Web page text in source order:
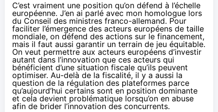
C’est vraiment une position qu’on défend à l’échelle
européenne. J’en ai parlé avec mon homologue lors
du Conseil des ministres franco-allemand. Pour
faciliter l’émergence des acteurs européens de taille
mondiale, on défend des actions sur le financement,
mais il faut aussi garantir un terrain de jeu équitable.
On veut permettre aux acteurs européens d’investir
autant dans l’innovation que ces acteurs qui
bénéficient d’une situation fiscale qu’ils peuvent
optimiser. Au-delà de la fiscalité, il y a aussi la
question de la régulation des plateformes parce
qu’aujourd’hui certains sont en position dominante
et cela devient problématique lorsqu’on en abuse
afin de brider l’innovation des concurrents.